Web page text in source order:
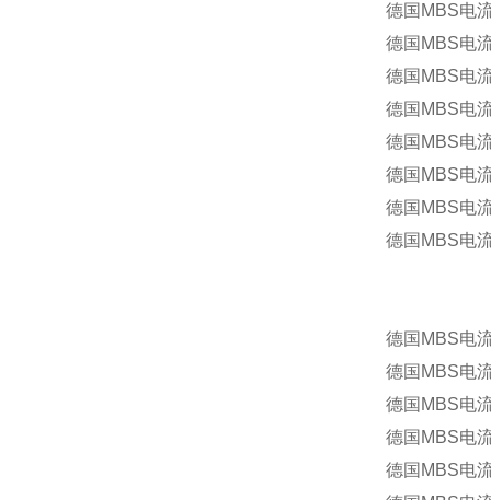
德国MBS电
德国MBS电
德国MBS电
德国MBS电
德国MBS电
德国MBS电
德国MBS电
德国MBS电
德国MBS电
德国MBS电
德国MBS电
德国MBS电
德国MBS电